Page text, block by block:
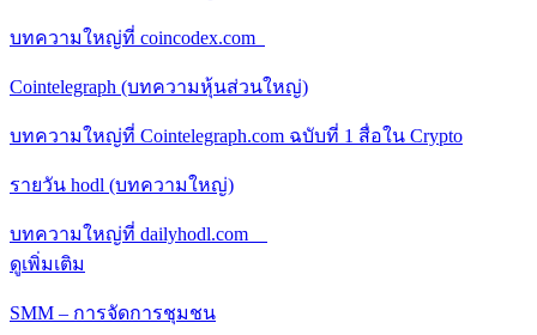
บทความใหญ่ที่ coincodex.com
Cointelegraph (บทความหุ้นส่วนใหญ่)
บทความใหญ่ที่ Cointelegraph.com ฉบับที่ 1 สื่อใน Crypto
รายวัน hodl (บทความใหญ่)
บทความใหญ่ที่ dailyhodl.com
ดูเพิ่มเติม
SMM – การจัดการชุมชน